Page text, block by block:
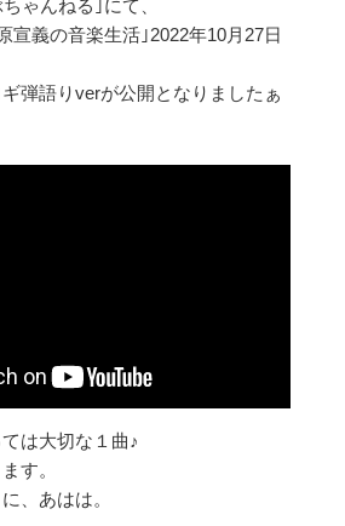
ゃんねる｣にて、
宣義の音楽生活｣2022年10月27日
ギ弾語りverが公開となりましたぁ
は大切な１曲♪
す。
、あはは。